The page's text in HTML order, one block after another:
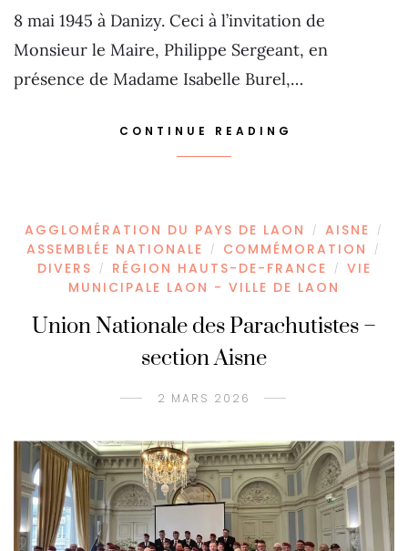
8 mai 1945 à Danizy. Ceci à l’invitation de
Monsieur le Maire, Philippe Sergeant, en
présence de Madame Isabelle Burel,…
CONTINUE READING
AGGLOMÉRATION DU PAYS DE LAON / AISNE /
ASSEMBLÉE NATIONALE / COMMÉMORATION /
DIVERS / RÉGION HAUTS-DE-FRANCE /
VIE
MUNICIPALE LAON - VILLE DE LAON
Union Nationale des Parachutistes –
section Aisne
2 MARS 2026